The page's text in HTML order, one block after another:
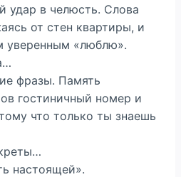
удар в челюсть. Слова
от стен квартиры, и
уверенным «люблю».
фразы. Память
гостиничный номер и
что только ты знаешь
настоящей».